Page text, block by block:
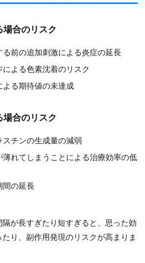
合のリスク
る前の追加刺激による炎症の延長
よる色素沈着のリスク
よる期待値の未達成
合のリスク
スチンの生成量の減弱
薄れてしまうことによる治療効率の低
間の延長
が長すぎたり短すぎると、思った効
り、副作用発現のリスクが高まりま